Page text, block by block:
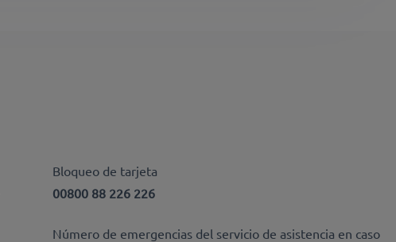
Bloqueo de tarjeta
00800 88 226 226
Número de emergencias del servicio de asistencia en caso